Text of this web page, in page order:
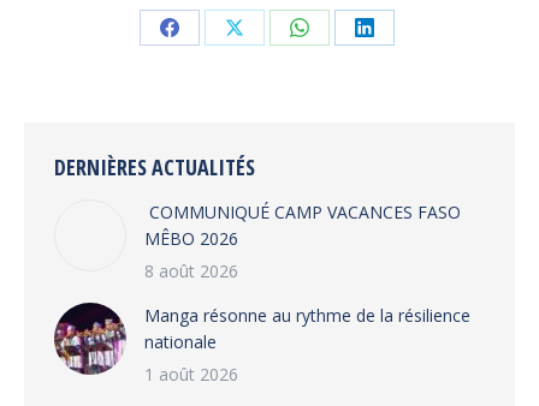
Share Share Share Share
DERNIÈRES ACTUALITÉS
COMMUNIQUÉ CAMP VACANCES FASO
MÊBO 2026
8 août 2026
Manga résonne au rythme de la résilience
nationale
1 août 2026